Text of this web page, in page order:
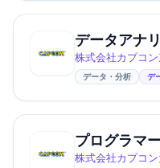
データアナ
株式会社カプコン
データ・分析 デ
プログラマ
株式会社カプコン